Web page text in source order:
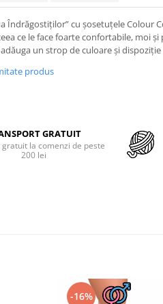
Îndrăgostiților” cu șosetuțele Colour
ce le face foarte confortabile, moi
un strop de culoare și
produs
GRATUIT
la comenzi de peste
200 lei
-16%